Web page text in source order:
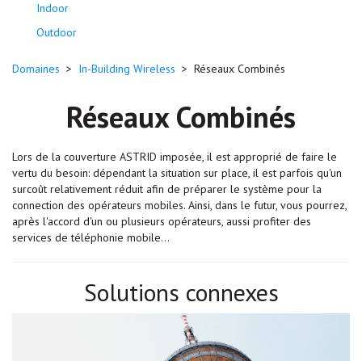
Indoor
Outdoor
Domaines > In-Building Wireless > Réseaux Combinés
Réseaux Combinés
Lors de la couverture ASTRID imposée, il est approprié de faire le
vertu du besoin: dépendant la situation sur place, il est parfois qu'un
surcoût relativement réduit afin de préparer le système pour la
connection des opérateurs mobiles. Ainsi, dans le futur, vous pourrez,
après l'accord d'un ou plusieurs opérateurs, aussi profiter des
services de téléphonie mobile...
Solutions connexes